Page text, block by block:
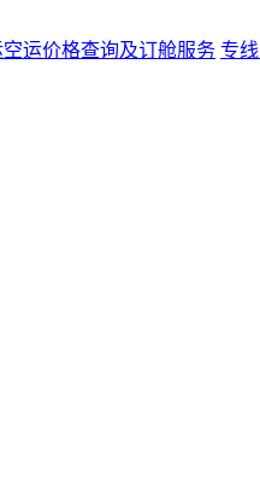
空运价格查询及订舱服务 专线